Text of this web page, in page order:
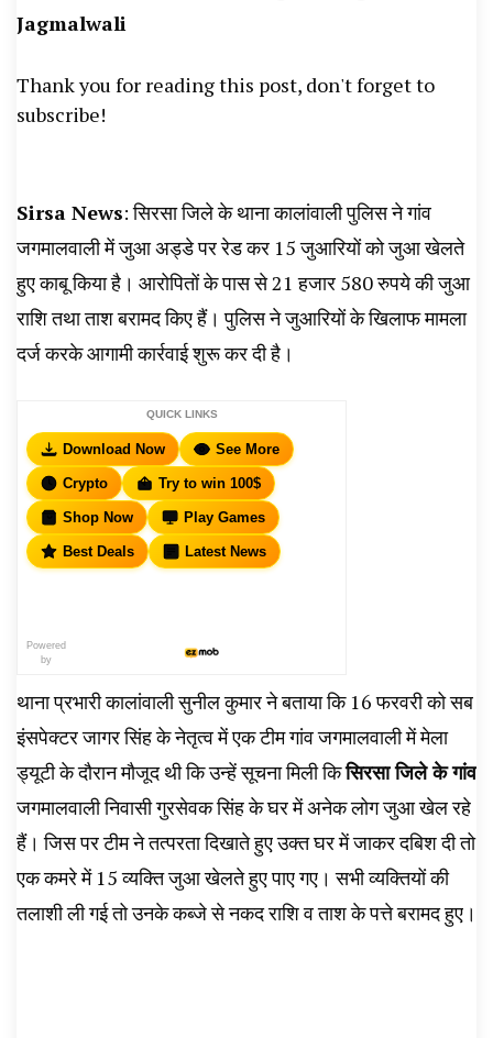
News, Student Portest News, Kisan Protest
Jagmalwali
Thank you for reading this post, don't forget to
subscribe!
Sirsa News: सिरसा जिले के थाना कालांवाली पुलिस ने गांव
जगमालवाली में जुआ अड्डे पर रेड कर 15 जुआरियों को जुआ खेलते
हुए काबू किया है। आरोपितों के पास से 21 हजार 580 रुपये की जुआ
राशि तथा ताश बरामद किए हैं। पुलिस ने जुआरियों के खिलाफ मामला
दर्ज करके आगामी कार्रवाई शुरू कर दी है।
QUICK LINKS
Download Now See More
Crypto Try to win 100$
Shop Now Play Games
Best Deals Latest News
Powered
by
थाना प्रभारी कालांवाली सुनील कुमार ने बताया कि 16 फरवरी को सब
इंसपेक्टर जागर सिंह के नेतृत्व में एक टीम गांव जगमालवाली में मेला
ड्यूटी के दौरान मौजूद थी कि उन्हें सूचना मिली किसिरसा जिले के गांव
जगमालवाली निवासी गुरसेवक सिंह के घर में अनेक लोग जुआ खेल रहे
हैं। जिस पर टीम ने तत्परता दिखाते हुए उक्त घर में जाकर दबिश दी तो
एक कमरे में 15 व्यक्ति जुआ खेलते हुए पाए गए। सभी व्यक्तियों की
तलाशी ली गई तो उनके कब्जे से नकद राशि व ताश के पत्ते बरामद हुए।